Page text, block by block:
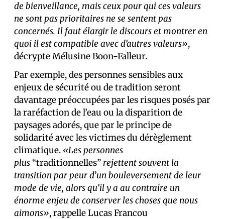
de bienveillance, mais ceux pour qui ces valeurs
ne sont pas prioritaires ne se sentent pas
concernés. Il faut élargir le discours et montrer en
quoi il est compatible avec d’autres valeurs»,
décrypte Mélusine Boon-Falleur.
Par exemple, des personnes sensibles aux
enjeux de sécurité ou de tradition seront
davantage préoccupées par les risques posés par
la raréfaction de l’eau ou la disparition de
paysages adorés, que par le principe de
solidarité avec les victimes du dérèglement
climatique. «Les personnes
plus “traditionnelles” rejettent souvent la
transition par peur d’un bouleversement de leur
mode de vie, alors qu’il y a au contraire un
énorme enjeu de conserver les choses que nous
aimons», rappelle Lucas Francou